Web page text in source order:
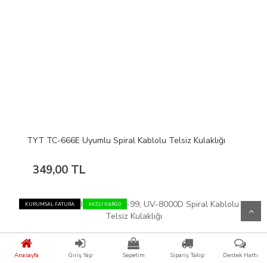
Anasayfa Giriş Yap Sepetim Sipariş Takip Destek Hattı
TYT TC-666E Uyumlu Spiral Kablolu Telsiz Kulaklığı
349,00 TL
KURUMSAL FATURA HIZLI KARGO